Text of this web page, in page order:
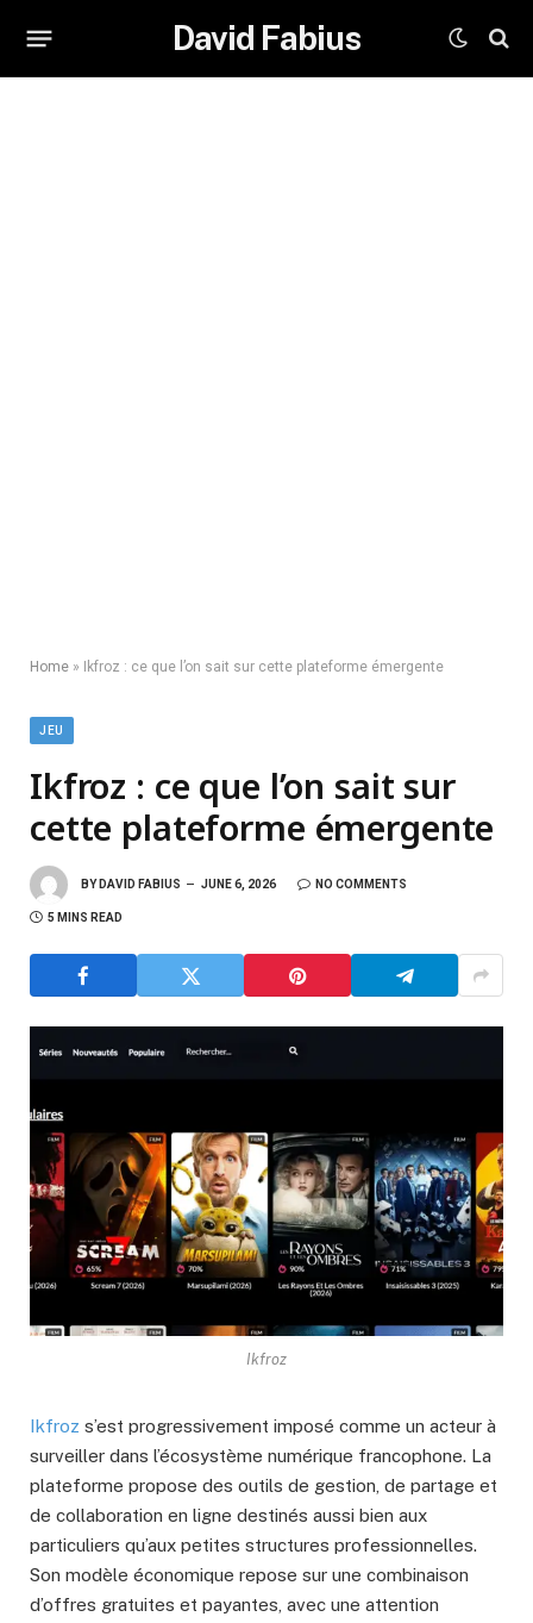
David Fabius
Home » Ikfroz : ce que l’on sait sur cette plateforme émergente
JEU
Ikfroz : ce que l’on sait sur
cette plateforme émergente
BY DAVID FABIUS JUNE 6, 2026 NO COMMENTS
5 MINS READ
Ikfroz
Ikfroz s’est progressivement imposé comme un acteur à
surveiller dans l’écosystème numérique francophone. La
plateforme propose des outils de gestion, de partage et
de collaboration en ligne destinés aussi bien aux
particuliers qu’aux petites structures professionnelles.
Son modèle économique repose sur une combinaison
d’offres gratuites et payantes, avec une attention